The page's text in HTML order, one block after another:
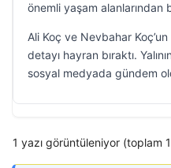
önemli yaşam alanlarından
Ali Koç ve Nevbahar Koç’un
detayı hayran bıraktı.
sosyal medyada gündem
1 yazı görüntüleniyor (toplam